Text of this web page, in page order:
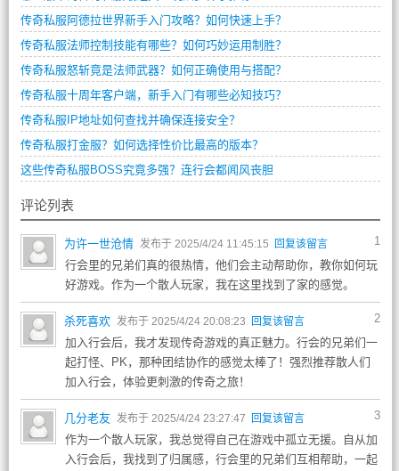
传奇私服阿德拉世界新手入门攻略？如何快速上手？
传奇私服法师控制技能有哪些？如何巧妙运用制胜？
传奇私服怒斩竟是法师武器？如何正确使用与搭配？
传奇私服十周年客户端，新手入门有哪些必知技巧？
传奇私服IP地址如何查找并确保连接安全？
传奇私服打金服？如何选择性价比最高的版本？
这些传奇私服BOSS究竟多强？连行会都闻风丧胆
评论列表
1
为许一世沧情 发布于 2025/4/24 11:45:15 回复该留言
行会里的兄弟们真的很热情，他们会主动帮助你，教你如何玩
好游戏。作为一个散人玩家，我在这里找到了家的感觉。
2
杀死喜欢 发布于 2025/4/24 20:08:23 回复该留言
加入行会后，我才发现传奇游戏的真正魅力。行会的兄弟们一
起打怪、PK，那种团结协作的感觉太棒了！强烈推荐散人们
加入行会，体验更刺激的传奇之旅！
3
几分老友 发布于 2025/4/24 23:27:47 回复该留言
作为一个散人玩家，我总觉得自己在游戏中孤立无援。自从加
入行会后，我找到了归属感，行会里的兄弟们互相帮助，一起